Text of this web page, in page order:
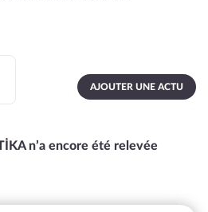
AJOUTER UNE ACTU
n’a encore été relevée